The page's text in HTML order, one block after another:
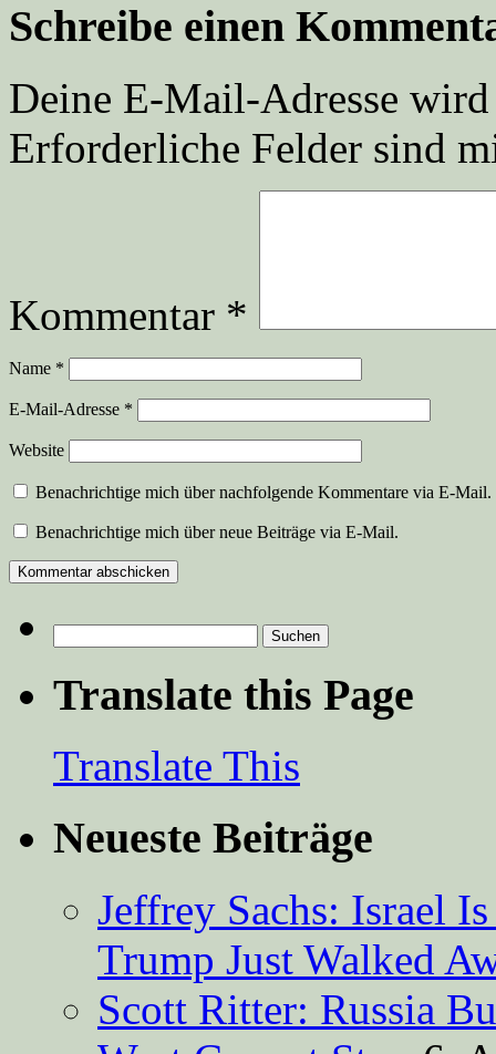
Schreibe einen
Deine E-Mail-Adresse
Erforderliche Felder sind
Kommentar *
Name *
E-Mail-Adresse *
Website
Benachrichtige mich über nachfolgende Kommentare via E-Mail.
Benachrichtige mich über neue Beiträge via E-Mail.
nach:
Translate this Page
Translate This
Neueste Beiträge
Jeffrey Sachs: Israel
Trump Just Walked
Scott Ritter: Russia